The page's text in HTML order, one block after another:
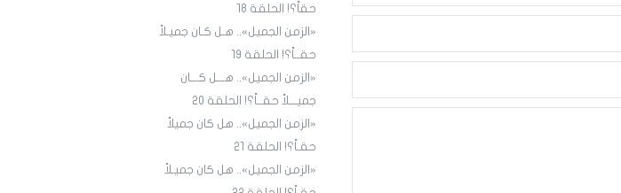
حقاً؟! الحلقة 18
«الزمن الجميل».. هـل كـان جميـلاً
حقــاً؟! الحلقة 19
«الزمن الجميل».. هـــل كـــان
جميـــلاً حقــاً؟! الحلقة 20
«الزمن الجميل».. هل كان جميلاً
حقـاً؟! الحلقة 21
«الزمن الجميل».. هل كان جميـلاً